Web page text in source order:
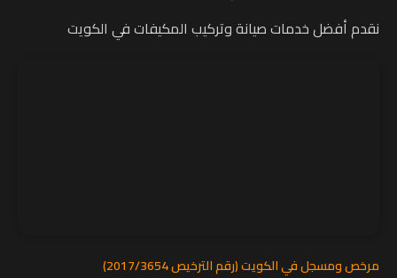
نقدم أفضل خدمات صيانة وتركيب المكيفات في الكويت
مرخص ومسجل في الكويت (رقم الترخيص 2017/3654)